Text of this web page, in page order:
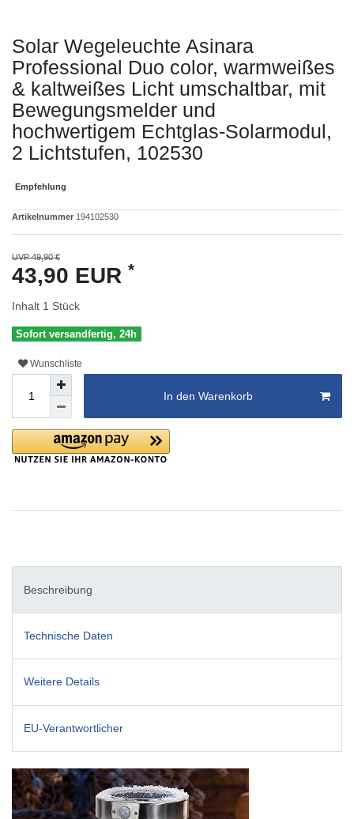
Solar Wegeleuchte Asinara
Professional Duo color, warmweißes
& kaltweißes Licht umschaltbar, mit
Bewegungsmelder und
hochwertigem Echtglas-Solarmodul,
2 Lichtstufen, 102530
Empfehlung
Artikelnummer 194102530
UVP 49,90 €
43,90 EUR *
Inhalt 1 Stück
Sofort versandfertig, 24h
Wunschliste
In den Warenkorb
Beschreibung
Technische Daten
Weitere Details
EU-Verantwortlicher